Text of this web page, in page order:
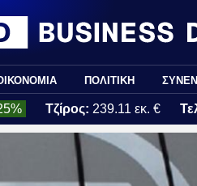
ΠΟΛΙΤΙΚΗ
Τζίρος: 239.11 εκ. €